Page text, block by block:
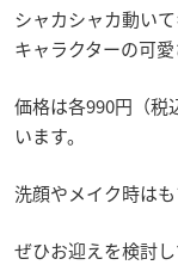
シャカシャカ動い
キャラクターの可
価格は各990円（税
います。
洗顔やメイク時は
ぜひお迎えを検討